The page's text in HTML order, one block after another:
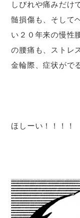
しびれや痛みだけ
髄損傷も、そして
い２０年来の慢性
の腰痛も、ストレ
金輪際、症状がで
ほしーい！！！！